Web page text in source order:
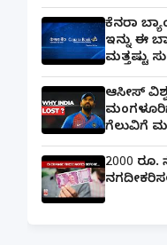
ಕೆನರಾ
ಇನ್ನು ಈ
ಮತ್ತಷ್ಟು
ಆಸೀಸ್
ಗೆಲುವಿಗೆ
2000